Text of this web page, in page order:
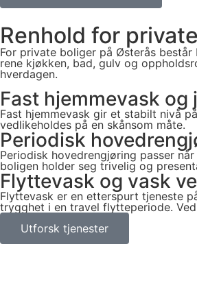
Renhold for
For private boliger på Østerås
rene kjøkken, bad, gulv og
hverdagen.
Fast hjemmevask
Fast hjemmevask gir et stabilt nivå
vedlikeholdes på en skånsom måte.
Periodisk
Periodisk hovedrengjøring passer
boligen holder seg trivelig og
Flyttevask og vask
Flyttevask er en etterspurt tjeneste
trygghet i en travel flytteperiode.
Utforsk tjenester